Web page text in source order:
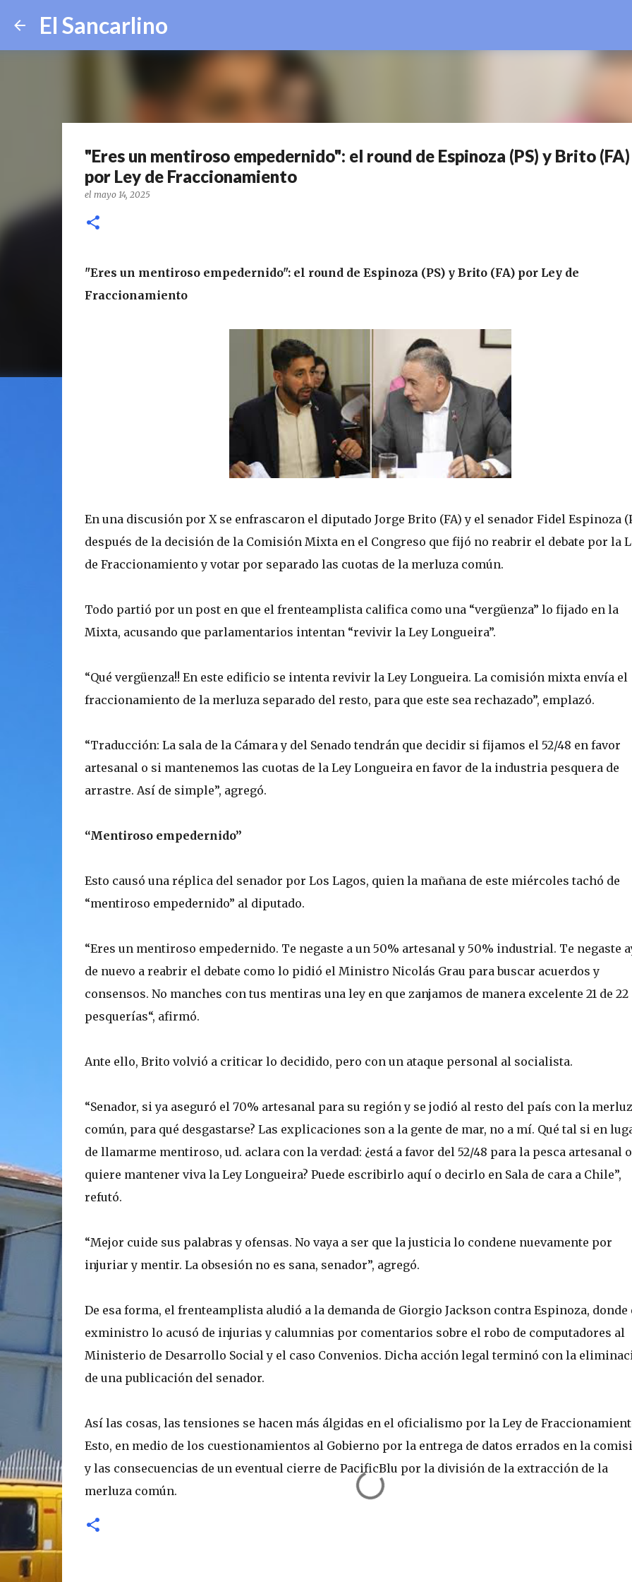
El Sancarlino
"Eres un mentiroso empedernido": el round de Espinoza (PS) y Brito (FA)
por Ley de Fraccionamiento
el mayo 14, 2025
"Eres un mentiroso empedernido": el round de Espinoza (PS) y Brito (FA) por Ley de
Fraccionamiento
En una discusión por X se enfrascaron el diputado Jorge Brito (FA) y el senador Fidel Espinoza
después de la decisión de la Comisión Mixta en el Congreso que fijó no reabrir el debate por la
de Fraccionamiento y votar por separado las cuotas de la merluza común.
Todo partió por un post en que el frenteamplista califica como una “vergüenza” lo fijado en la
Mixta, acusando que parlamentarios intentan “revivir la Ley Longueira”.
“Qué vergüenza!! En este edificio se intenta revivir la Ley Longueira. La comisión mixta envía el
fraccionamiento de la merluza separado del resto, para que este sea rechazado”, emplazó.
“Traducción: La sala de la Cámara y del Senado tendrán que decidir si fijamos el 52/48 en favor
artesanal o si mantenemos las cuotas de la Ley Longueira en favor de la industria pesquera de
arrastre. Así de simple”, agregó.
“Mentiroso empedernido”
Esto causó una réplica del senador por Los Lagos, quien la mañana de este miércoles tachó de
“mentiroso empedernido” al diputado.
“Eres un mentiroso empedernido. Te negaste a un 50% artesanal y 50% industrial. Te negaste
de nuevo a reabrir el debate como lo pidió el Ministro Nicolás Grau para buscar acuerdos y
consensos. No manches con tus mentiras una ley en que zanjamos de manera excelente 21 de 22
pesquerías“, afirmó.
Ante ello, Brito volvió a criticar lo decidido, pero con un ataque personal al socialista.
“Senador, si ya aseguró el 70% artesanal para su región y se jodió al resto del país con la
común, para qué desgastarse? Las explicaciones son a la gente de mar, no a mí. Qué tal si en
de llamarme mentiroso, ud. aclara con la verdad: ¿está a favor del 52/48 para la pesca artesanal o
quiere mantener viva la Ley Longueira? Puede escribirlo aquí o decirlo en Sala de cara a Chile”,
refutó.
“Mejor cuide sus palabras y ofensas. No vaya a ser que la justicia lo condene nuevamente por
injuriar y mentir. La obsesión no es sana, senador”, agregó.
De esa forma, el frenteamplista aludió a la demanda de Giorgio Jackson contra Espinoza, donde
exministro lo acusó de injurias y calumnias por comentarios sobre el robo de computadores al
Ministerio de Desarrollo Social y el caso Convenios. Dicha acción legal terminó con la
de una publicación del senador.
Así las cosas, las tensiones se hacen más álgidas en el oficialismo por la Ley de
Esto, en medio de los cuestionamientos al Gobierno por la entrega de datos errados en la
y las consecuencias de un eventual cierre de PacificBlu por la división de la extracción de la
merluza común.